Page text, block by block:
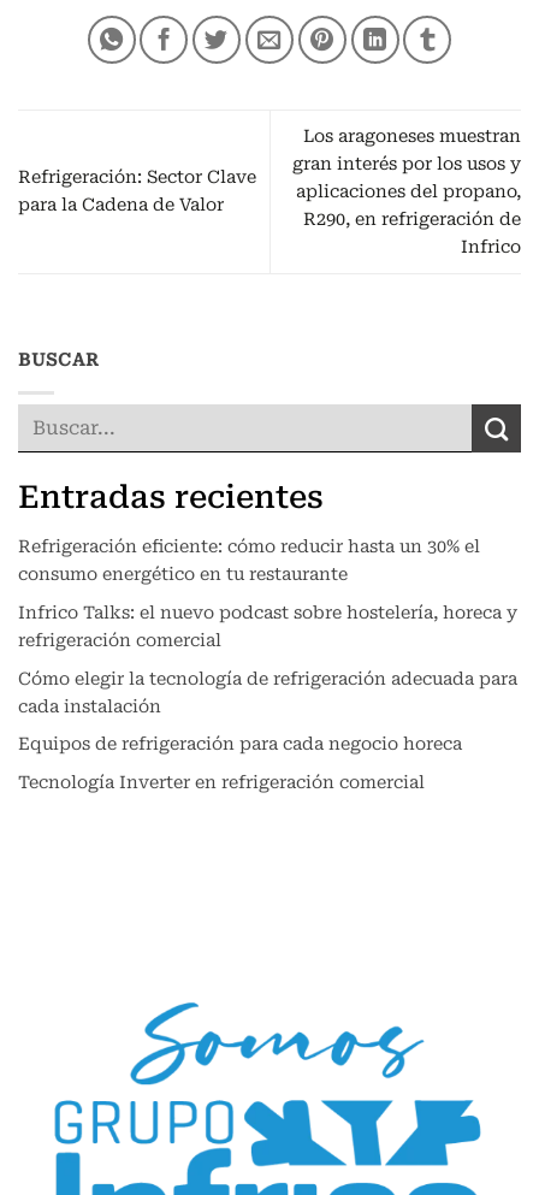
Refrigeración: Sector Clave
para la Cadena de Valor
Los aragoneses muestran
gran interés por los usos y
aplicaciones del propano,
R290, en refrigeración de
Infrico
BUSCAR
Entradas recientes
Refrigeración eficiente: cómo reducir hasta un 30% el
consumo energético en tu restaurante
Infrico Talks: el nuevo podcast sobre hostelería, horeca y
refrigeración comercial
Cómo elegir la tecnología de refrigeración adecuada para
cada instalación
Equipos de refrigeración para cada negocio horeca
Tecnología Inverter en refrigeración comercial